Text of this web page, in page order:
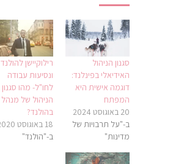
סגנון הניהול
האידיאלי בפינלנד:
דוגמה אישית היא
המפתח
20 באוגוסט 2024
ב-"על תרבויות של
מדינות"
רילוקיישן להולנד
ונסיעות עבודה
לחו"ל- מהו סגנון
הניהול של מנהל
בהולנד?
18 באוגוסט 2020
ב-"הולנד"